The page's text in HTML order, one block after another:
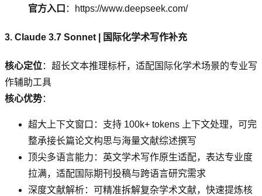
官方入口 ：https://www.deepseek.com/
3. Claude 3.7 Sonnet | 国际化学术写作补充
核心定位：超长文本推理标杆，适配国际化学术场景的专业写
作辅助工具
核心优势：
超大上下文窗口：支持 100k+ tokens 上下文处理，可完
整承接长篇论文构思与海量文献综述撰写
顶尖多语言能力：英文学术写作原生适配，表达专业度
拉满，适配国际期刊投稿与跨语言研究需求
深度文献解析：可精准拆解复杂学术文献，快速提炼核